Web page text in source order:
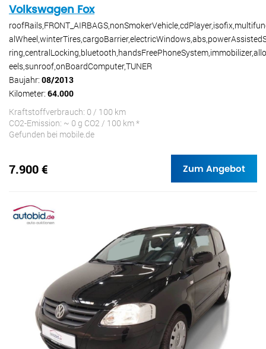
Volkswagen Fox
eels,sunroof,onBoardComputer,TUNER
Baujahr: 08/2013
Kilometer: 64.000
Kraftstoffverbrauch: 0 / 100 km
CO2-Emission: ~ 0 g CO2 / 100 km *
Gefunden bei mobile.de
7.900 € Zum Angebot